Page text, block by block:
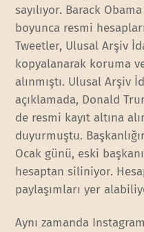
sayılıyor. Barack
boyunca resmi
Tweetler, Ulusal Arşiv
kopyalanarak koruma
alınmıştı. Ulusal Arşiv
açıklamada, Donald
de resmi kayıt altına
duyurmuştu.
Ocak günü, eski
hesaptan siliniyor.
paylaşımları yer
Aynı zamanda